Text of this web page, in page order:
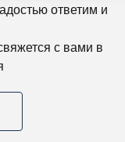
ответим и
с вами в